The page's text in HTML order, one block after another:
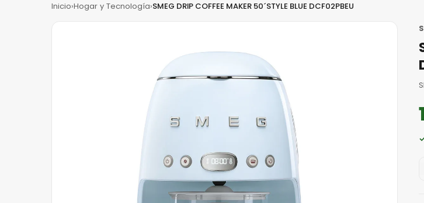
Inicio›Hogar y Tecnología›SMEG DRIP COFFEE MAKER 50´STYLE BLUE DCF02PBEU